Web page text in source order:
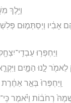
וַיֵּ֥לֶךְ
אָבִ֔יו וַיְסַתְּמ֣וּם
וַיַּחְפְּר֥וּ
לֵאמֹ֖ר לָ֣נוּ הַמָּ֑יִם
וַֽיַּחְפְּרוּ֙ בְּאֵ֣ר אַחֶ֔רֶת
רְחֹב֔וֹת וַיֹּ֗אמֶר